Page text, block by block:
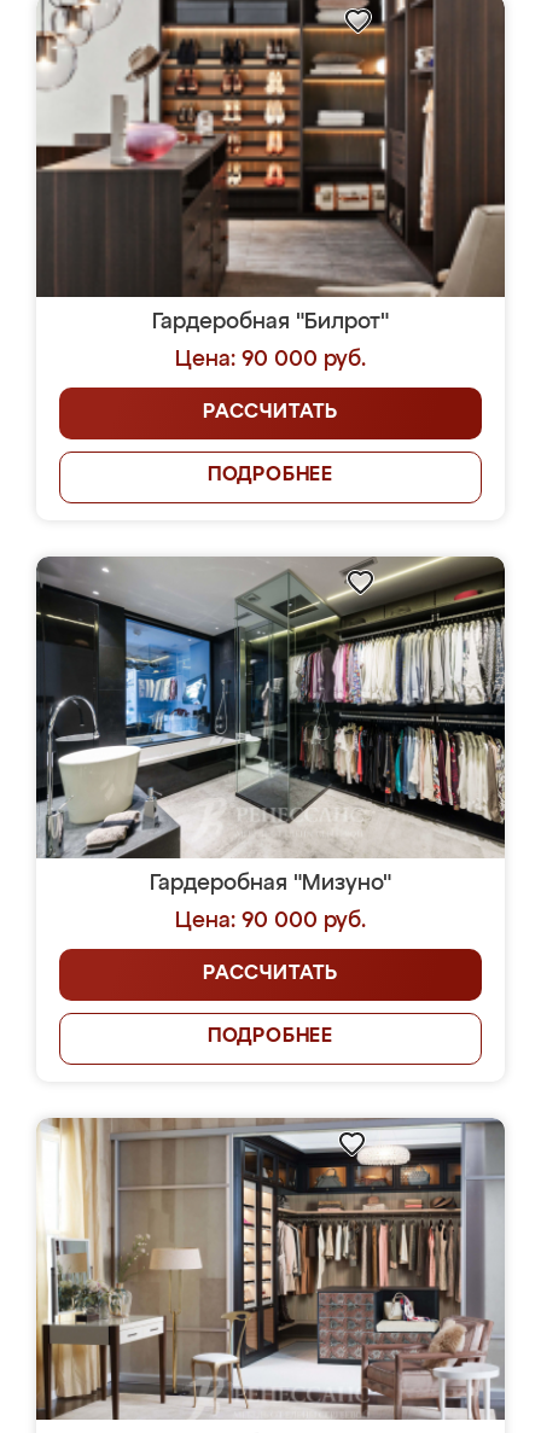
Гардеробная "Билрот"
Цена: 90 000 руб.
РАССЧИТАТЬ
ПОДРОБНЕЕ
Гардеробная "Мизуно"
Цена: 90 000 руб.
РАССЧИТАТЬ
ПОДРОБНЕЕ